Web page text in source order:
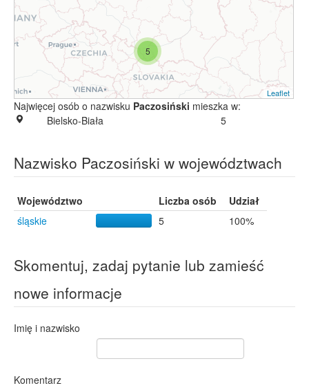
5
Leaflet
Najwięcej osób o nazwisku Paczosiński mieszka w:
Bielsko-Biała
5
Nazwisko Paczosiński w województwach
Województwo Liczba osób
Udział
śląskie
5 100%
Skomentuj, zadaj pytanie lub zamieść
nowe informacje
Imię i nazwisko
Komentarz